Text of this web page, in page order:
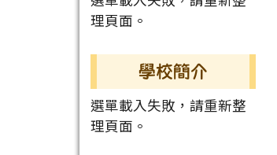
理頁面。
學校簡介
選單載入失敗，請重新整
理頁面。